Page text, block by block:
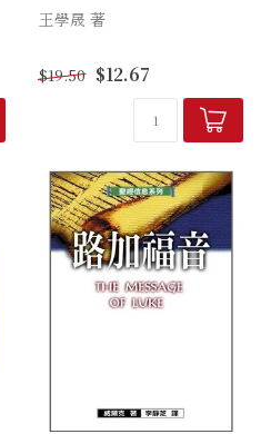
王學晟 著
方案的諸多假說，
包括主張馬太福音先成書
(Matthean Priority)的奥古
斯丁假說和格里斯巴赫假說，
$19.50 $12.67